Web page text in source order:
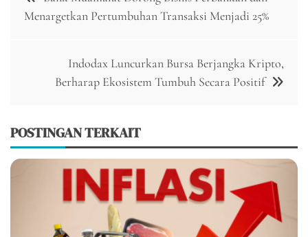
pos
Menargetkan Pertumbuhan Transaksi Menjadi 25%
Indodax Luncurkan Bursa Berjangka Kripto,
Berharap Ekosistem Tumbuh Secara Positif
POSTINGAN TERKAIT